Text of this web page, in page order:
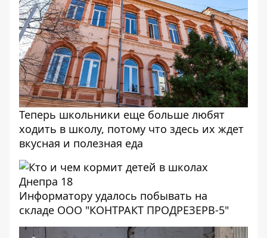
Теперь школьники еще больше любят
ходить в школу, потому что здесь их ждет
вкусная и полезная еда
Информатору удалось побывать на
складе ООО "КОНТРАКТ ПРОДРЕЗЕРВ-5"